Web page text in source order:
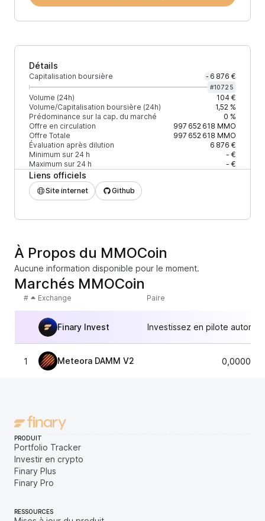
Détails
Capitalisation boursière - 6 876 €
#10725
Volume (24h)
104 €
Volume/Capitalisation boursière (24h)
1,52 %
Prédominance sur la cap. du marché
0 %
Offre en circulation
997 652 618 MMO
Offre Totale
997 652 618 MMO
Évaluation après dilution
6 876 €
Minimum sur 24 h
- €
Maximum sur 24 h
- €
Liens officiels
Site internet Github
À Propos du MMOCoin
Aucune information disponible pour le moment.
Marchés MMOCoin
# Exchange Paire
Finary Invest Investissez en pilote
1 Meteora DAMM V2
PRODUIT
Portfolio Tracker
Investir en crypto
Finary Plus
Finary Pro
RESSOURCES